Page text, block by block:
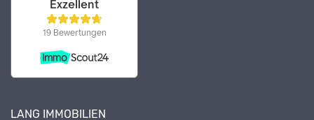
LANG IMMOBILIEN